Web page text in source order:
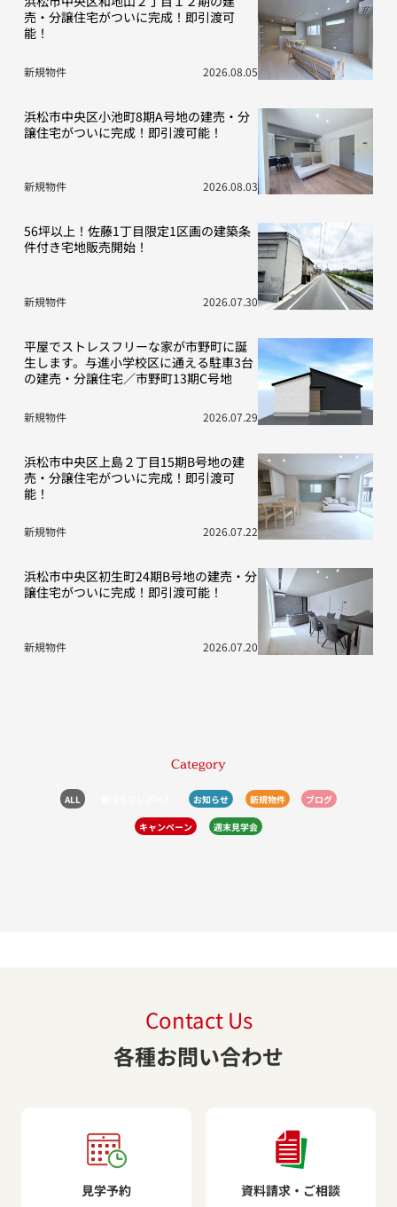
売・分譲住宅がついに完成！即引渡可
能！
新規物件 2026.08.05
浜松市中央区小池町8期A号地の建売・分
譲住宅がついに完成！即引渡可能！
新規物件 2026.08.03
56坪以上！佐藤1丁目限定1区画の建築条
件付き宅地販売開始！
新規物件 2026.07.30
平屋でストレスフリーな家が市野町に誕
生します。与進小学校区に通える駐車3台
の建売・分譲住宅／市野町13期C号地
新規物件 2026.07.29
浜松市中央区上島２丁目15期B号地の建
売・分譲住宅がついに完成！即引渡可
能！
新規物件 2026.07.22
浜松市中央区初生町24期B号地の建売・分
譲住宅がついに完成！即引渡可能！
新規物件 2026.07.20
Category
ALL お知らせ 新規物件 ブログ
キャンペーン 週末見学会
Contact Us
各種お問い合わせ
見学予約 資料請求・ご相談